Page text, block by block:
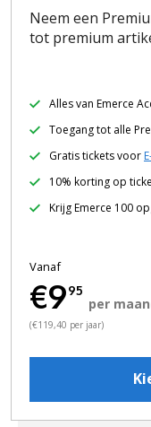
Neem een
tot premium
Alles van Emerce
Toegang tot alle
Gratis tickets voor
10% korting op
Krijg Emerce 100
Vanaf
€995
per
(€119,40 per jaar)